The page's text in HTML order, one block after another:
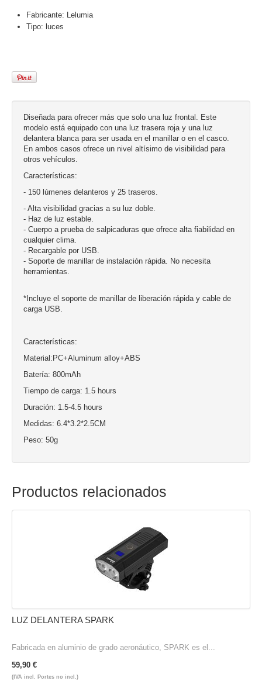
Fabricante: Lelumia
Tipo: luces
Diseñada para ofrecer más que solo una luz frontal. Este
modelo está equipado con una luz trasera roja y una luz
delantera blanca para ser usada en el manillar o en el casco.
En ambos casos ofrece un nivel altísimo de visibilidad para
otros vehículos.
Características:
- 150 lúmenes delanteros y 25 traseros.
- Alta visibilidad gracias a su luz doble.
- Haz de luz estable.
- Cuerpo a prueba de salpicaduras que ofrece alta fiabilidad en
cualquier clima.
- Recargable por USB.
- Soporte de manillar de instalación rápida. No necesita
herramientas.
*Incluye el soporte de manillar de liberación rápida y cable de
carga USB.
Características:
Material:PC+Aluminum alloy+ABS
Batería: 800mAh
Tiempo de carga: 1.5 hours
Duración: 1.5-4.5 hours
Medidas: 6.4*3.2*2.5CM
Peso: 50g
Productos relacionados
LUZ DELANTERA SPARK
Fabricada en aluminio de grado aeronáutico, SPARK es el...
59,90 €
(IVA incl. Portes no incl.)